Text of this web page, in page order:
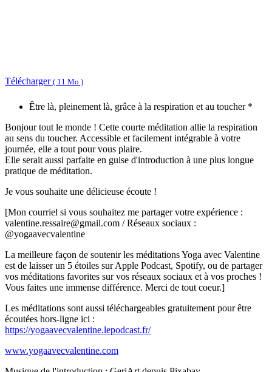
Télécharger ( 11 Mo )
Être là, pleinement là, grâce à la respiration et au toucher *
Bonjour tout le monde ! Cette courte méditation allie la respiration
au sens du toucher. Accessible et facilement intégrable à votre
journée, elle a tout pour vous plaire.
Elle serait aussi parfaite en guise d'introduction à une plus longue
pratique de méditation.
Je vous souhaite une délicieuse écoute !
[Mon courriel si vous souhaitez me partager votre expérience :
valentine.ressaire@gmail.com / Réseaux sociaux :
@yogaavecvalentine
La meilleure façon de soutenir les méditations Yoga avec Valentine
est de laisser un 5 étoiles sur Apple Podcast, Spotify, ou de partager
vos méditations favorites sur vos réseaux sociaux et à vos proches !
Vous faites une immense différence. Merci de tout coeur.]
Les méditations sont aussi téléchargeables gratuitement pour être
écoutées hors-ligne ici :
https://yogaavecvalentine.lepodcast.fr/​
www.yogaavecvalentine.com